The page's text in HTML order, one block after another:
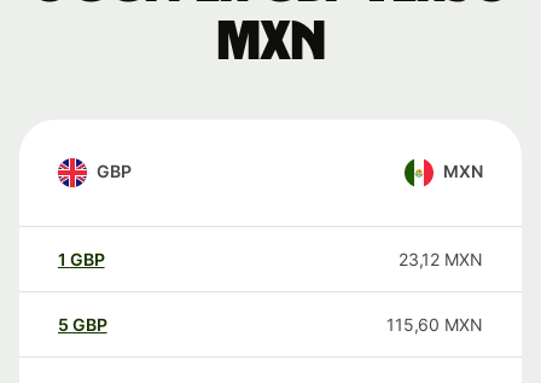
MXN
GBP MXN
1 GBP 23,12 MXN
5 GBP 115,60 MXN